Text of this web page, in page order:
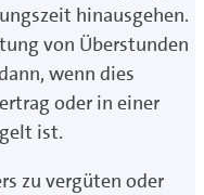
hinausgehen.
von Überstunden
wenn dies
oder in einer
ist.
zu vergüten oder